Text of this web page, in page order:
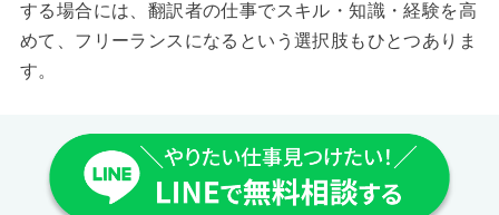
する場合には、翻訳者の仕事でスキル・知識・経験を高
めて、フリーランスになるという選択肢もひとつありま
す。